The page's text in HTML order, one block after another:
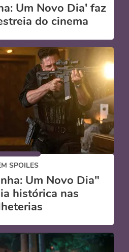
Um Novo Dia' faz
do cinema
SPOILES
Um Novo Dia"
histórica nas